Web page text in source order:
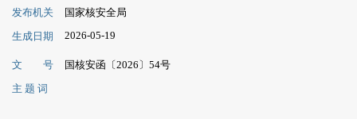
发布机关
国家核安全局
生成日期
2026-05-19
文 号
国核安函〔2026〕54号
主 题 词